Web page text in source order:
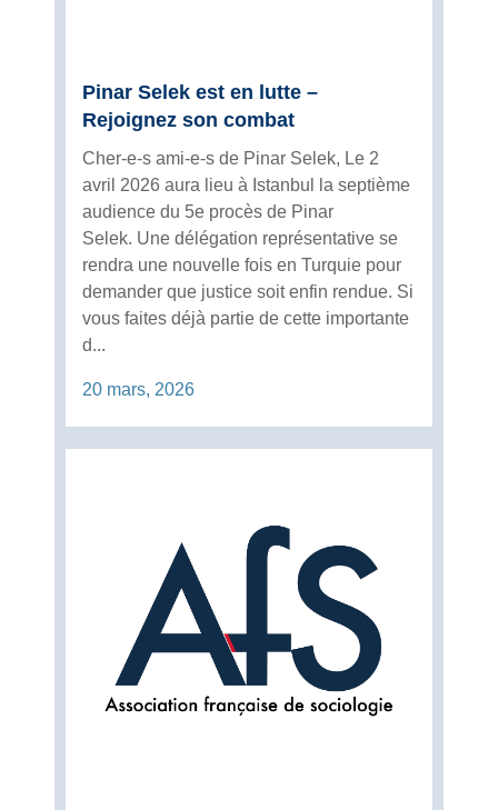
Pinar Selek est en lutte –
Rejoignez son combat
Cher-e-s ami-e-s de Pinar Selek, Le 2
avril 2026 aura lieu à Istanbul la septième
audience du 5e procès de Pinar
Selek. Une délégation représentative se
rendra une nouvelle fois en Turquie pour
demander que justice soit enfin rendue. Si
vous faites déjà partie de cette importante
d...
20 mars, 2026